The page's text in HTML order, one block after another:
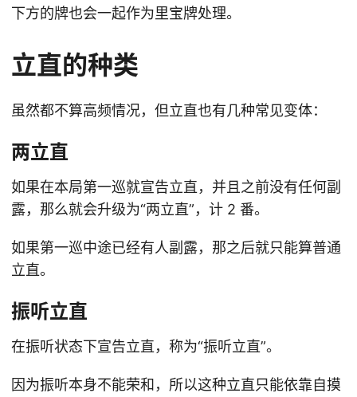
下方的牌也会一起作为里宝牌处理。
立直的种类
虽然都不算高频情况，但立直也有几种常见变体：
两立直
如果在本局第一巡就宣告立直，并且之前没有任何副
露，那么就会升级为“两立直”，计 2 番。
如果第一巡中途已经有人副露，那之后就只能算普通
立直。
振听立直
在振听状态下宣告立直，称为“振听立直”。
因为振听本身不能荣和，所以这种立直只能依靠自摸